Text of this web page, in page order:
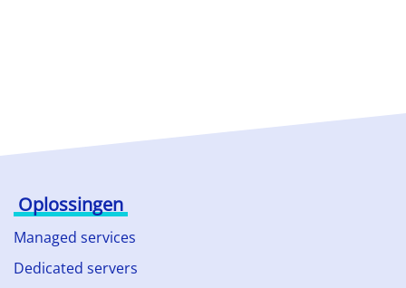
Oplossingen
Managed services
Dedicated servers